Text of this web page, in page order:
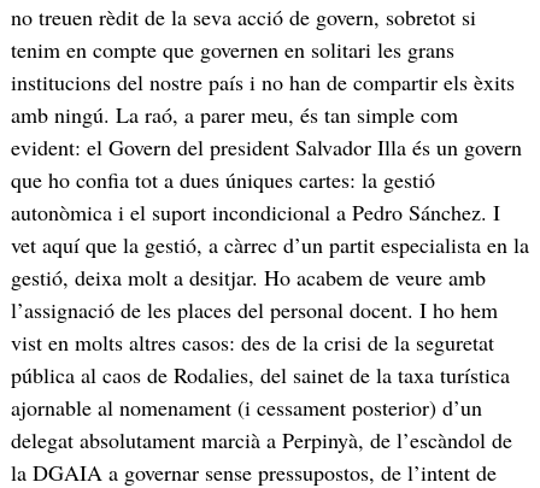
no treuen rèdit de la seva acció de govern, sobretot si
tenim en compte que governen en solitari les grans
institucions del nostre país i no han de compartir els èxits
amb ningú. La raó, a parer meu, és tan simple com
evident: el Govern del president Salvador Illa és un govern
que ho confia tot a dues úniques cartes: la gestió
autonòmica i el suport incondicional a Pedro Sánchez. I
vet aquí que la gestió, a càrrec d’un partit especialista en la
gestió, deixa molt a desitjar. Ho acabem de veure amb
l’assignació de les places del personal docent. I ho hem
vist en molts altres casos: des de la crisi de la seguretat
pública al caos de Rodalies, del sainet de la taxa turística
ajornable al nomenament (i cessament posterior) d’un
delegat absolutament marcià a Perpinyà, de l’escàndol de
la DGAIA a governar sense pressupostos, de l’intent de